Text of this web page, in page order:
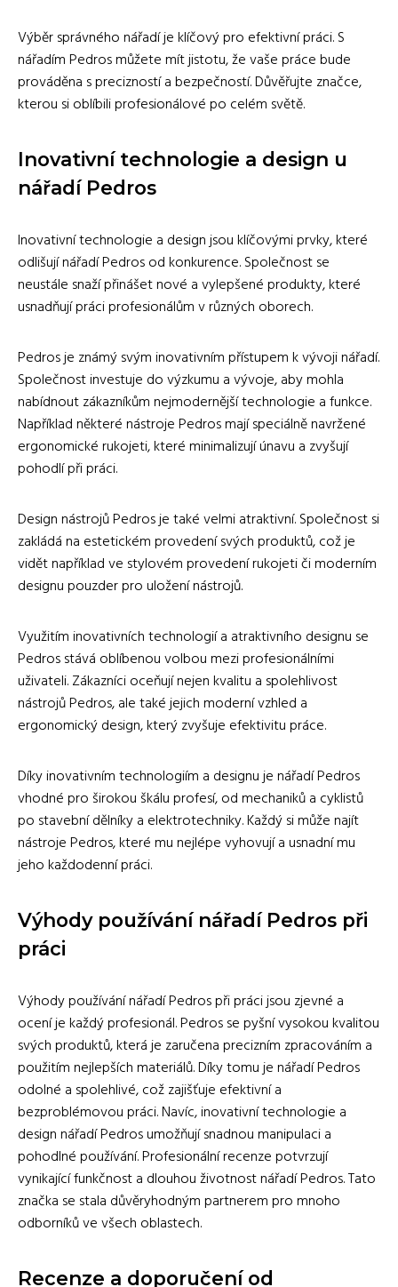
Výběr správného nářadí je klíčový pro efektivní práci. S
nářadím Pedros můžete mít jistotu, že vaše práce bude
prováděna s precizností a bezpečností. Důvěřujte značce,
kterou si oblíbili profesionálové po celém světě.
Inovativní technologie a design u
nářadí Pedros
Inovativní technologie a design jsou klíčovými prvky, které
odlišují nářadí Pedros od konkurence. Společnost se
neustále snaží přinášet nové a vylepšené produkty, které
usnadňují práci profesionálům v různých oborech.
Pedros je známý svým inovativním přístupem k vývoji nářadí.
Společnost investuje do výzkumu a vývoje, aby mohla
nabídnout zákazníkům nejmodernější technologie a funkce.
Například některé nástroje Pedros mají speciálně navržené
ergonomické rukojeti, které minimalizují únavu a zvyšují
pohodlí při práci.
Design nástrojů Pedros je také velmi atraktivní. Společnost si
zakládá na estetickém provedení svých produktů, což je
vidět například ve stylovém provedení rukojeti či moderním
designu pouzder pro uložení nástrojů.
Využitím inovativních technologií a atraktivního designu se
Pedros stává oblíbenou volbou mezi profesionálními
uživateli. Zákazníci oceňují nejen kvalitu a spolehlivost
nástrojů Pedros, ale také jejich moderní vzhled a
ergonomický design, který zvyšuje efektivitu práce.
Díky inovativním technologiím a designu je nářadí Pedros
vhodné pro širokou škálu profesí, od mechaniků a cyklistů
po stavební dělníky a elektrotechniky. Každý si může najít
nástroje Pedros, které mu nejlépe vyhovují a usnadní mu
jeho každodenní práci.
Výhody používání nářadí Pedros při
práci
Výhody používání nářadí Pedros při práci jsou zjevné a
ocení je každý profesionál. Pedros se pyšní vysokou kvalitou
svých produktů, která je zaručena precizním zpracováním a
použitím nejlepších materiálů. Díky tomu je nářadí Pedros
odolné a spolehlivé, což zajišťuje efektivní a
bezproblémovou práci. Navíc, inovativní technologie a
design nářadí Pedros umožňují snadnou manipulaci a
pohodlné používání. Profesionální recenze potvrzují
vynikající funkčnost a dlouhou životnost nářadí Pedros. Tato
značka se stala důvěryhodným partnerem pro mnoho
odborníků ve všech oblastech.
Recenze a doporučení od